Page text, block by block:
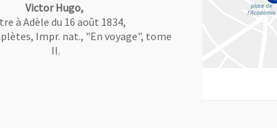
Victor Hugo,
à Adèle du 16 août 1834,
Impr. nat., "En voyage", tome
II.